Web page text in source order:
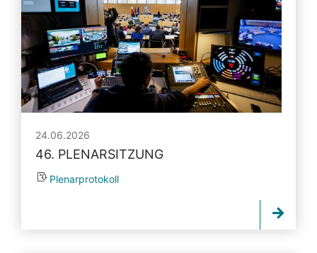
24.06.2026
46. PLENARSITZUNG
Plenarprotokoll